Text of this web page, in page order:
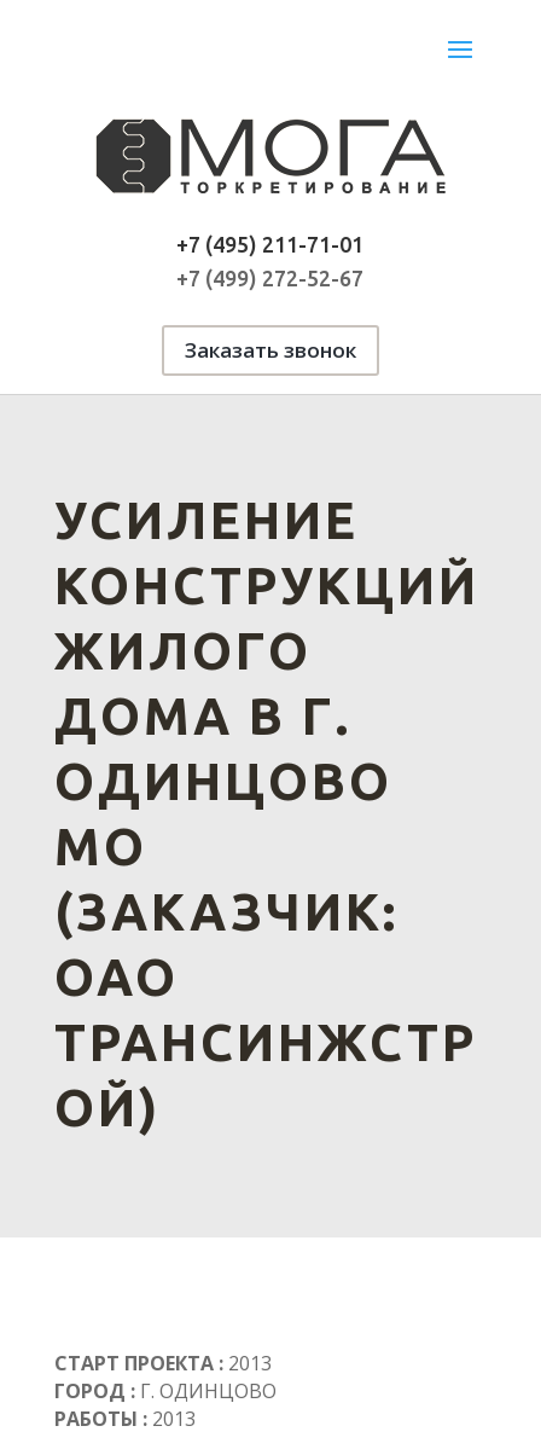
+7 (495) 211-71-01
+7 (499) 272-52-67
Заказать звонок
УСИЛЕНИЕ
КОНСТРУКЦИЙ
ЖИЛОГО
ДОМА В Г.
ОДИНЦОВО
МО
(ЗАКАЗЧИК:
ОАО
ТРАНСИНЖСТР
ОЙ)
СТАРТ ПРОЕКТА :2013
ГОРОД :Г. ОДИНЦОВО
РАБОТЫ :2013